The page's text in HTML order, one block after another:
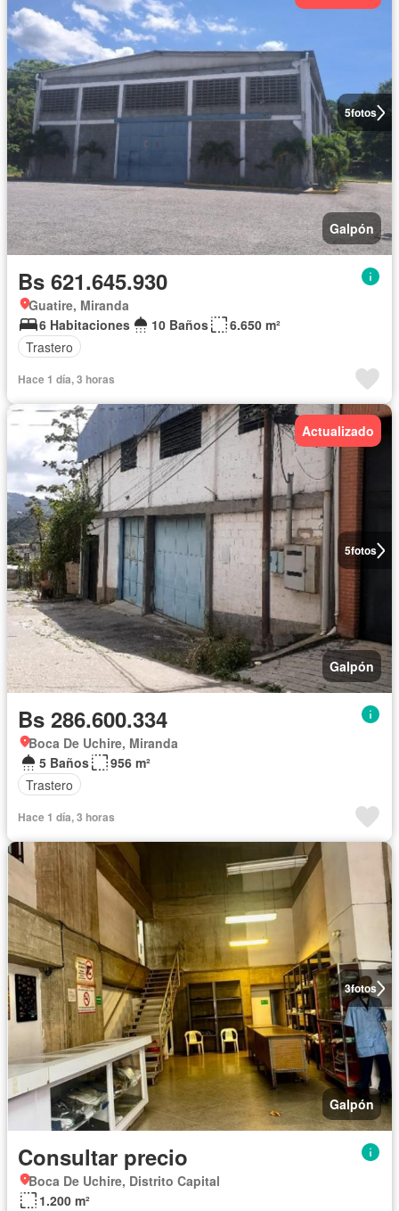
5fotos
Galpón
Bs 621.645.930
Guatire, Miranda
6 Habitaciones
10 Baños
6.650 m²
Trastero
Hace 1 día, 3 horas
5fotos
Actualizado
Galpón
Bs 286.600.334
Boca De Uchire, Miranda
5 Baños
956 m²
Trastero
Hace 1 día, 3 horas
3fotos
Galpón
Consultar precio
Boca De Uchire, Distrito Capital
1.200 m²